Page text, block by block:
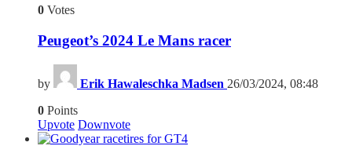
0 Votes
Peugeot’s 2024 Le Mans racer
by Erik Hawaleschka Madsen 26/03/2024, 08:48
0 Points
Upvote Downvote
4